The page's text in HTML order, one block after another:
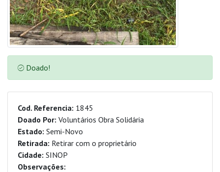
Doado!
Cod. Referencia: 1845
Doado Por: Voluntários Obra Solidária
Estado: Semi-Novo
Retirada: Retirar com o proprietário
Cidade: SINOP
Observações: